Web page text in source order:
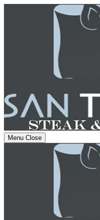
Menu Close